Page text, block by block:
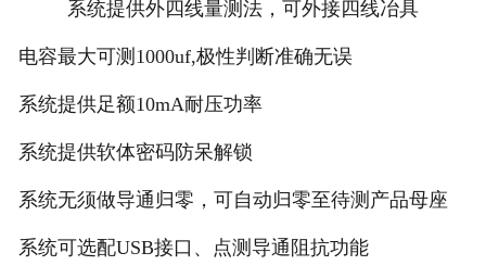
系统提供外四线量测法，可外接四线冶具
电容最大可测1000uf,极性判断准确无误
系统提供足额10mA耐压功率
系统提供软体密码防呆解锁
系统无须做导通归零，可自动归零至待测产品母座
系统可选配USB接口、点测导通阻抗功能